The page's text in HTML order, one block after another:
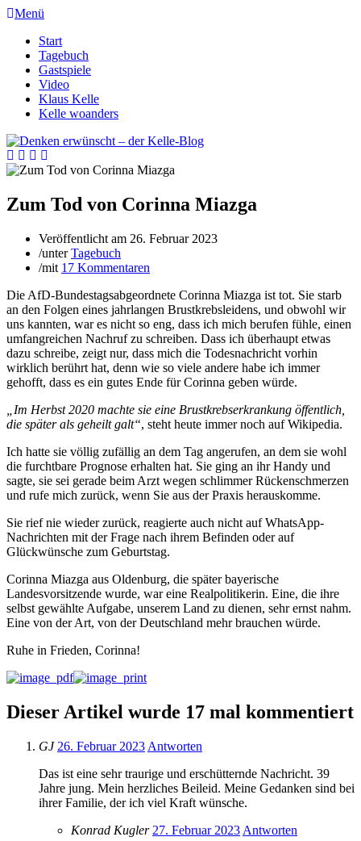
Menü
Start
Tagebuch
Gastspiele
Video
Klaus Kelle
Kelle woanders
Zum Tod von Corinna Miazga
Veröffentlicht am 26. Februar 2023
/unterTagebuch
/mit 17 Kommentaren
Die AfD-Bundestagsabgeordnete Corinna Miazga ist tot. Sie starb
an den Folgen eines jahrlangen Brustkrebsleidens, und obwohl wir
uns kannten, war es nicht so eng, dass ich mich berufen fühle, einen
umfangreichen Nachruf zu schreiben. Dass ich überhaupt etwas
dazu schreibe, zeigt nur, dass mich die Todesnachricht vorhin
wirklich berührt hat, denn wie so viele andere habe ich immer
gehofft, dass es ein gutes Ende für Corinna geben würde.
„Im Herbst 2020 machte sie eine Brustkrebserkrankung öffentlich,
die später als geheilt galt“, steht heute immer noch auf Wikipedia.
Ich hatte sie völlig zufällig an dem Tag angerufen, an dem sie wohl
die furchtbare Prognose erhalten hat. Sie ging an ihr Handy und
sagte, sie sei gerade beim Arzt wegen schlimmer Rückenschmerzen
und rufe mich zurück, wenn Sie aus der Praxis herauskomme.
Sie rief nie wieder zurück, reagierte auch nicht auf WhatsApp-
Nachrichten mit der Frage nach ihrem Befinden oder auf
Glückwünsche zum Geburtstag.
Corinna Miazga aus Oldenburg, die später bayerische
Landesvorsitzende wurde, war eine Realpolitikerin. Eine, die ihre
selbst gewählte Aufgabe, unserem Land zu dienen, sehr ernst nahm.
Eine von der Art, von der Deutschland mehr brauchen würde.
Ruhe in Frieden, Corinna!
Dieser Artikel wurde 17 mal kommentiert
GJ 26. Februar 2023 Antworten
Das ist eine sehr traurige und erschütternde Nachricht. 39
Jahre jung. Mein herzliches Beileid. Meine Gedanken sind bei
ihrer Familie, der ich viel Kraft wünsche.
Konrad Kugler 27. Februar 2023 Antworten